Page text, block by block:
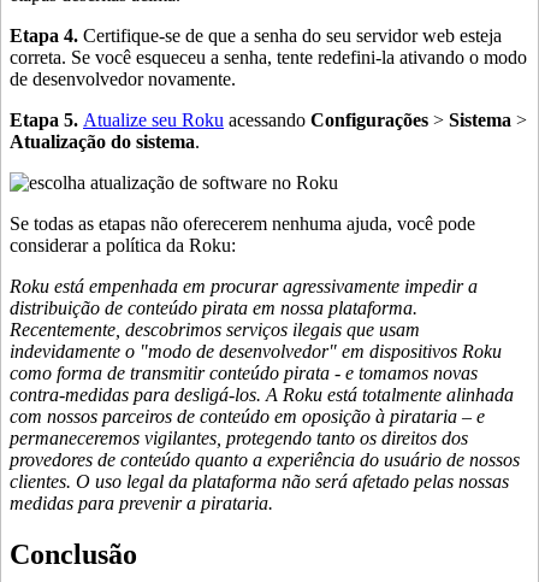
Etapa 4. Certifique-se de que a senha do seu servidor web esteja
correta. Se você esqueceu a senha, tente redefini-la ativando o modo
de desenvolvedor novamente.
Etapa 5. Atualize seu Roku acessando Configurações > Sistema >
Atualização do sistema.
Se todas as etapas não oferecerem nenhuma ajuda, você pode
considerar a política da Roku:
Roku está empenhada em procurar agressivamente impedir a
distribuição de conteúdo pirata em nossa plataforma.
Recentemente, descobrimos serviços ilegais que usam
indevidamente o "modo de desenvolvedor" em dispositivos Roku
como forma de transmitir conteúdo pirata - e tomamos novas
contra-medidas para desligá-los. A Roku está totalmente alinhada
com nossos parceiros de conteúdo em oposição à pirataria – e
permaneceremos vigilantes, protegendo tanto os direitos dos
provedores de conteúdo quanto a experiência do usuário de nossos
clientes. O uso legal da plataforma não será afetado pelas nossas
medidas para prevenir a pirataria.
Conclusão